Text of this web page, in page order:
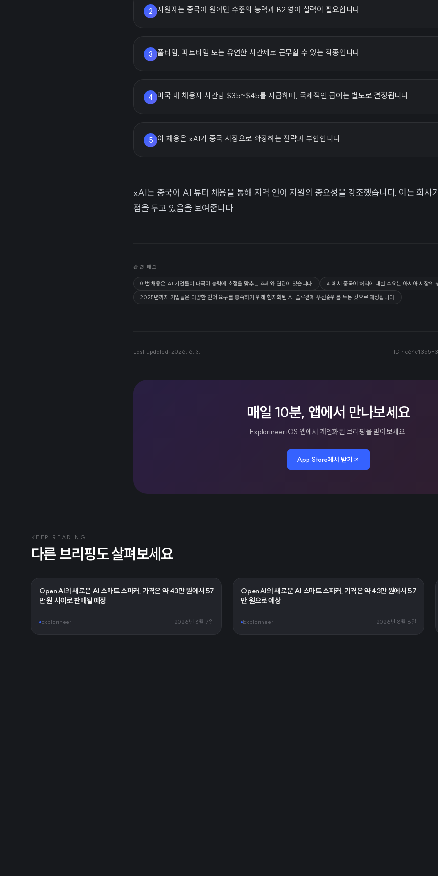
2 지원자는 중국어 원어민 수준의 능력과 B2 영어 실력이 필요합니다.
3 풀타임, 파트타임 또는 유연한 시간제로 근무할 수 있는 직종입니다.
4 미국 내 채용자 시간당 $35~$45를 지급하며, 국제적인 급여는 별도로 결정됩니다.
5 이 채용은 xAI가 중국 시장으로 확장하는 전략과 부합합니다.
xAI는 중국어 AI 튜터 채용을 통해 지역 언어 지원의 중요성을 강조했습니다. 이는 회사
점을 두고 있음을 보여줍니다.
관련 태그
이번 채용은 AI 기업들이 다국어 능력에 초점을 맞추는 추세와 연관이 있습니다.
AI에서 중국어 처리에 대한 수요는 아시아 시장의
2025년까지 기업들은 다양한 언어 요구를 충족하기 위해 현지화된 AI 솔루션에 우선순위를 두는 것으로 예상됩니다.
Last updated: 2026. 6. 3. ID · c64c43d5-
매일 10분, 앱에서 만나보세요
Explorineer iOS 앱에서 개인화된 브리핑을 받아보세요.
App Store에서 받기
KEEP READING
다른 브리핑도 살펴보세요
OpenAI의 새로운 AI 스마트 스피커, 가격은 약 43만 원에서 57
만 원 사이로 판매될 예정
Explorineer 2026년 8월 7일
OpenAI의 새로운 AI 스마트 스피커, 가격은 약 43만 원에서 57
만 원으로 예상
Explorineer 2026년 8월 6일